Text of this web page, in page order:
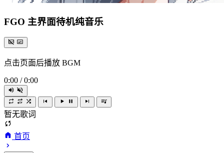
FGO 主界面待机纯音乐
点击页面后播放 BGM
0:00 / 0:00
暂无歌词
首页